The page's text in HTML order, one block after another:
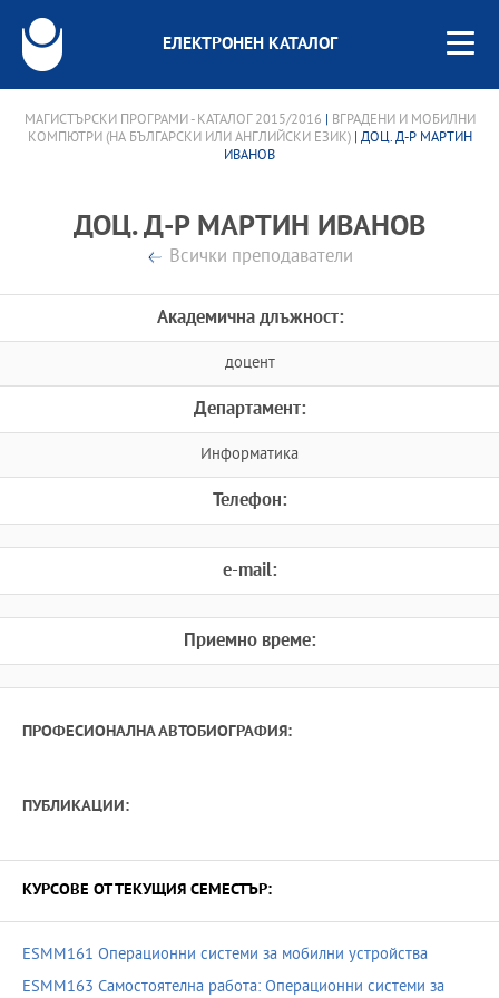
ЕЛЕКТРОНЕН КАТАЛОГ
МАГИСТЪРСКИ ПРОГРАМИ - КАТАЛОГ 2015/2016
ВГРАДЕНИ И МОБИЛНИ
КОМПЮТРИ (НА БЪЛГАРСКИ ИЛИ АНГЛИЙСКИ ЕЗИК)| ДОЦ. Д-Р МАРТИН
ИВАНОВ
ДОЦ. Д-Р МАРТИН ИВАНОВ
Всички преподаватели
Академична длъжност:
доцент
Департамент:
Информатика
Телефон:
e-mail:
Приемно време:
ПРОФЕСИОНАЛНА АВТОБИОГРАФИЯ:
ПУБЛИКАЦИИ:
КУРСОВЕ ОТ ТЕКУЩИЯ СЕМЕСТЪР:
ESMM161 Операционни системи за мобилни устройства
ESMM163 Самостоятелна работа: Операционни системи за